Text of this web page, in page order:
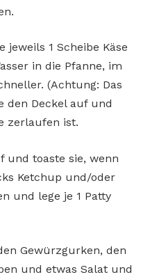
jeweils 1 Scheibe Käse
in die Pfanne, im
(Achtung: Das
den Deckel auf und
zerlaufen ist.
und toaste sie, wenn
Ketchup und/oder
und lege je 1 Patty
Gewürzgurken, den
und etwas Salat und